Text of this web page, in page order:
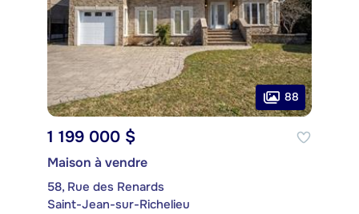
88
1 199 000 $
Maison à vendre
58, Rue des Renards
Saint-Jean-sur-Richelieu